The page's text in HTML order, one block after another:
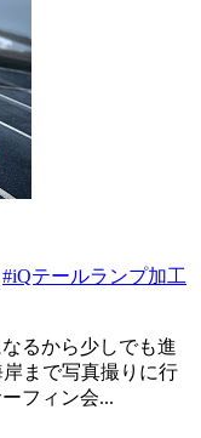
#iQテールランプ加工
るから少しでも進
まで写真撮りに行
フィン会...